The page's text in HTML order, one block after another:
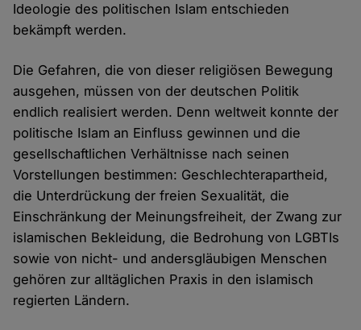
Ideologie des politischen Islam entschieden
bekämpft werden.
Die Gefahren, die von dieser religiösen Bewegung
ausgehen, müssen von der deutschen Politik
endlich realisiert werden. Denn weltweit konnte der
politische Islam an Einfluss gewinnen und die
gesellschaftlichen Verhältnisse nach seinen
Vorstellungen bestimmen: Geschlechterapartheid,
die Unterdrückung der freien Sexualität, die
Einschränkung der Meinungsfreiheit, der Zwang zur
islamischen Bekleidung, die Bedrohung von LGBTIs
sowie von nicht- und andersgläubigen Menschen
gehören zur alltäglichen Praxis in den islamisch
regierten Ländern.